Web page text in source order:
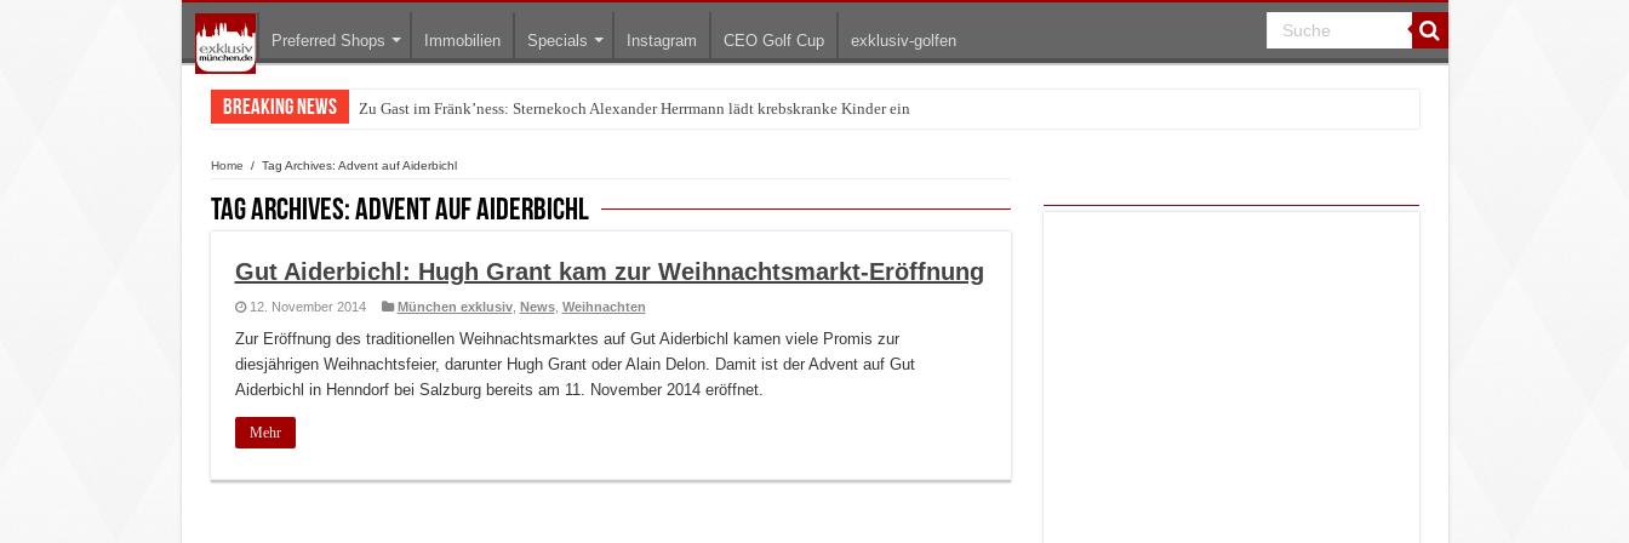
Preferred Shops Immobilien Specials Instagram CEO Golf Cup exklusiv-golfen
Breaking News Zu Gast im Fränk’ness: Sternekoch Alexander Herrmann lädt krebskranke Kinder ein
Warum München gerade zum Treffpunkt der Lingerie-Branche wurde
Home / Tag Archives: Advent auf Aiderbichl
Tag Archives:Advent auf Aiderbichl
Gut Aiderbichl: Hugh Grant kam zur Weihnachtsmarkt-Eröffnung
12. November 2014 München exklusiv, News, Weihnachten
Zur Eröffnung des traditionellen Weihnachtsmarktes auf Gut Aiderbichl kamen viele Promis zur
diesjährigen Weihnachtsfeier, darunter Hugh Grant oder Alain Delon. Damit ist der Advent auf Gut
Aiderbichl in Henndorf bei Salzburg bereits am 11. November 2014 eröffnet.
Mehr